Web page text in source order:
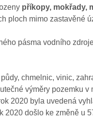
příkopy, mokřady,
ploch mimo zastavěné
pásma vodního
chmelnic, vinic,
výměry pozemku
2020 byla uvedená
2020 došlo ke změně u